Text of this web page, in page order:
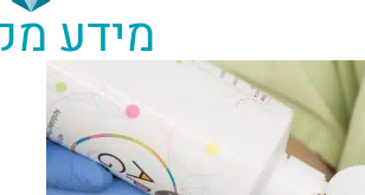
מידע